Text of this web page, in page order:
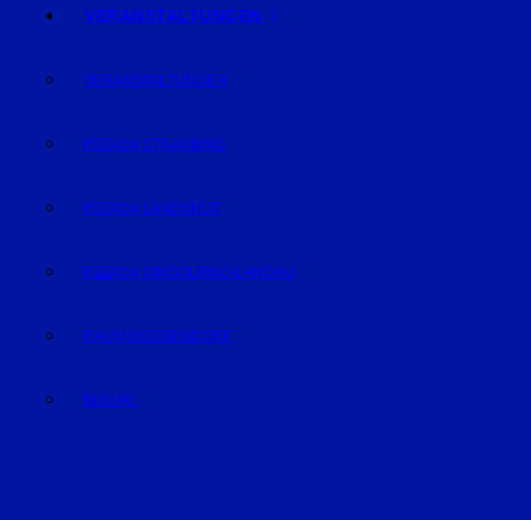
VERANSTALTUNGEN
VERANSTALTUNGEN
REGION STRAUBING
REGION LANDSHUT
REGION DINGOLFING-LANDAU
RAUM DEGGENDORF
BLUVAL